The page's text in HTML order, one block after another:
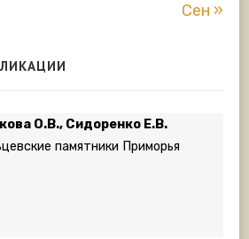
Сен »
О.В., Сидоренко Е.В.
памятники Приморья